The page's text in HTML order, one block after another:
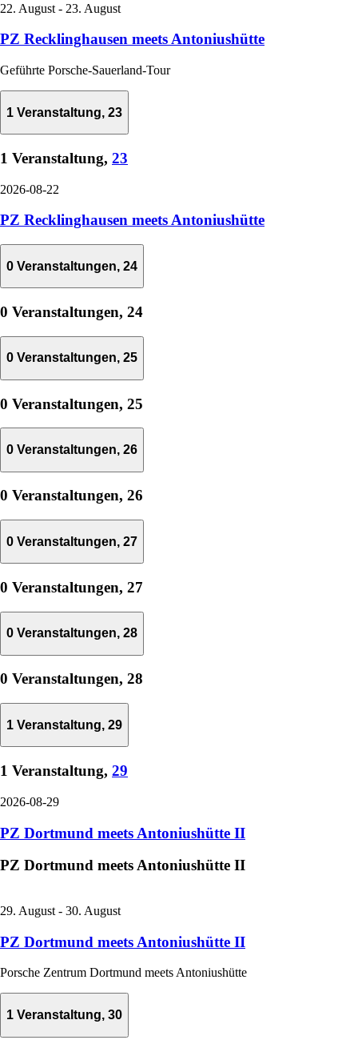
22. August - 23. August
PZ Recklinghausen meets Antoniushütte
Geführte Porsche-Sauerland-Tour
1 Veranstaltung, 23
1 Veranstaltung, 23
2026-08-22
PZ Recklinghausen meets Antoniushütte
0 Veranstaltungen, 24
0 Veranstaltungen, 24
0 Veranstaltungen, 25
0 Veranstaltungen, 25
0 Veranstaltungen, 26
0 Veranstaltungen, 26
0 Veranstaltungen, 27
0 Veranstaltungen, 27
0 Veranstaltungen, 28
0 Veranstaltungen, 28
1 Veranstaltung, 29
1 Veranstaltung, 29
2026-08-29
PZ Dortmund meets Antoniushütte II
PZ Dortmund meets Antoniushütte II
29. August - 30. August
PZ Dortmund meets Antoniushütte II
Porsche Zentrum Dortmund meets Antoniushütte
1 Veranstaltung, 30